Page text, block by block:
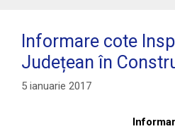
Informare cote
Județean în
5 ianuarie 2017